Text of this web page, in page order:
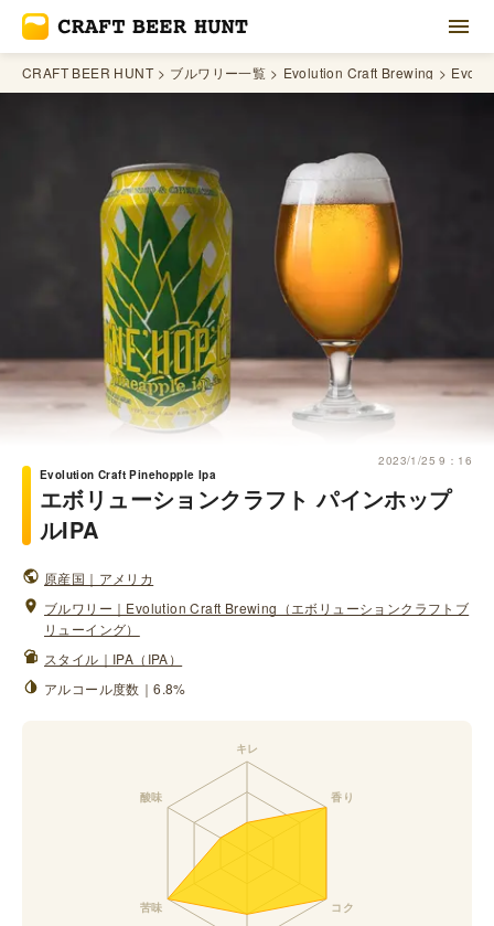
CRAFT BEER HUNT ブルワリー一覧 Evolution Craft Brewing
2023/1/25 9：16
Evolution Craft Pinehopple Ipa
エボリューションクラフト パインホップ
ルIPA
原産国｜アメリカ
ブルワリー｜Evolution Craft Brewing（エボリューションクラフトブ
リューイング）
スタイル｜IPA（IPA）
アルコール度数｜6.8%